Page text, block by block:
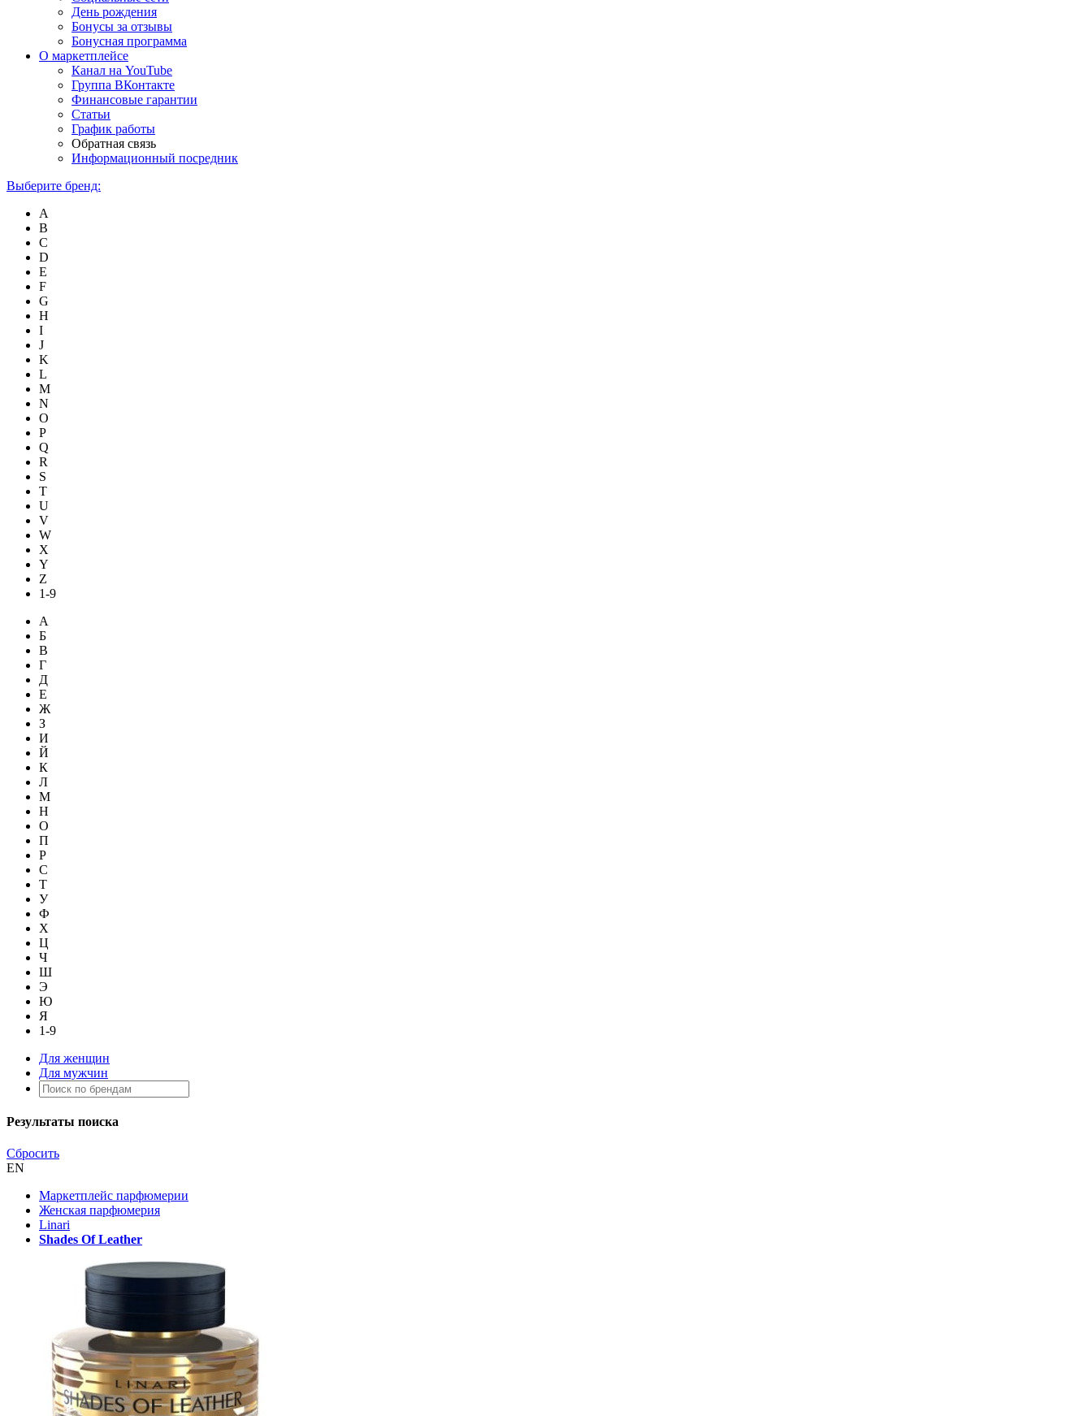
День рождения
Бонусы за отзывы
Бонусная программа
О маркетплейсе
Канал на YouTube
Группа ВКонтакте
Финансовые гарантии
Статьи
График работы
Обратная связь
Информационный посредник
Выберите бренд:
A
B
C
D
E
F
G
H
I
J
K
L
M
N
O
P
Q
R
S
T
U
V
W
X
Y
Z
1-9
А
Б
В
Г
Д
Е
Ж
З
И
Й
К
Л
М
Н
О
П
Р
С
Т
У
Ф
Х
Ц
Ч
Ш
Э
Ю
Я
1-9
Для женщин
Для мужчин
Результаты поиска
Сбросить
EN
Маркетплейс парфюмерии
Женская парфюмерия
Linari
Shades Of Leather